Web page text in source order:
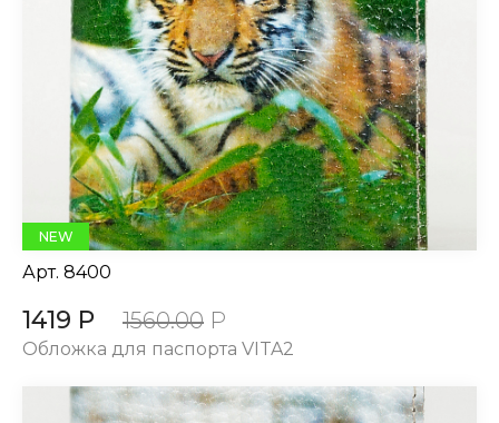
NEW
Арт. 8400
1419 Р 1560.00 Р
Обложка для паспорта VITA2